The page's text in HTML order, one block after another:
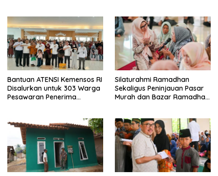
Bantuan ATENSI Kemensos RI
Disalurkan untuk 303 Warga
Pesawaran Penerima
Silaturahmi Ramadhan
Sekaligus Peninjauan Pasar
Murah dan Bazar Ramadhan